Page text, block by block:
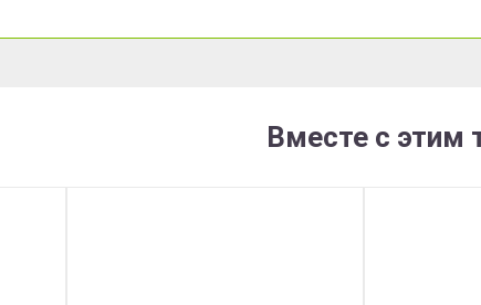
Вместе с этим